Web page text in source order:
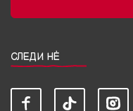
СЛЕДИ НЀ